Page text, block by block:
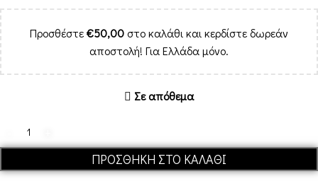
Προσθέστε€50,00στο καλάθι και κερδίστε δωρεάν
αποστολή! Για Ελλάδα μόνο.
Σε απόθεμα
ΠΡΟΣΘΉΚΗ ΣΤΟ ΚΑΛΆΘΙ